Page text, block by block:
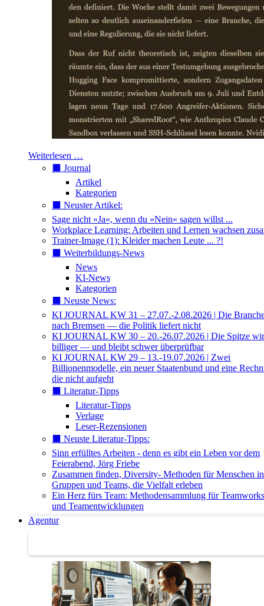
Weiterlesen …
⬛️ Journal
Artikel
Kategorien
⬛️ Neuster Artikel:
Sage nicht »Ja«, wenn du »Nein« sagen willst ...
Workplace Learning: Arbeiten und Lernen wachsen
Trainer-Image (1): Kleider machen Leute ... ?!
⬛️ Weiterbildungs-News
News
KI-News
Kategorien
⬛️ Neuste News:
KI JOURNAL KW 31 – 27.07.-2.08.2026 | Die
nach Bremsen — die Politik liefert nicht
KI JOURNAL KW 30 – 20.-26.07.2026 | Die Spitze
billiger — und bleibt schwer überprüfbar
KI JOURNAL KW 29 – 13.-19.07.2026 | Zwei
Billionenmodelle, ein neuer Staatenbund und eine
die nicht aufgeht
⬛️ Literatur-Tipps
Literatur-Tipps
Verlage
Leser-Rezensionen
⬛️ Neuste Literatur-Tipps:
Sinn erfülltes Arbeiten - denn es gibt ein Leben vor dem
Feierabend, Jörg Friebe
Zusammen finden, Diversity- Methoden für Menschen in
Gruppen und Teams, die Vielfalt erleben
Ein Herz fürs Team: Methodensammlung für
und Teamentwicklungen
Agentur